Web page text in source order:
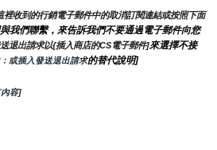
裡收到的行銷電子郵件中的取消訂閱連結或按照下面
我們聯繫，來告訴我們不要通過電子郵件向您
退出請求以{插入商店的CS電子郵件]來選擇不接
或插入發送退出請求的替代說明]
容]